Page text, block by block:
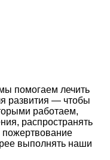
помогаем лечить
развития — чтобы
работаем,
распространять
выполнять наши